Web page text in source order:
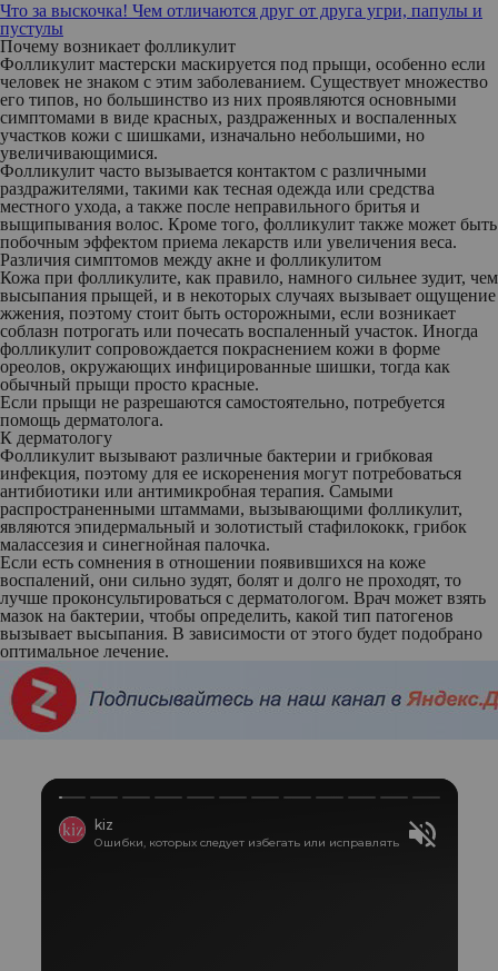
Что за выскочка! Чем отличаются друг от друга угри, папулы и
пустулы
Почему возникает фолликулит
Фолликулит мастерски маскируется под прыщи, особенно если
человек не знаком с этим заболеванием. Существует множество
его типов, но большинство из них проявляются основными
симптомами в виде красных, раздраженных и воспаленных
участков кожи с шишками, изначально небольшими, но
увеличивающимися.
Фолликулит часто вызывается контактом с различными
раздражителями, такими как тесная одежда или средства
местного ухода, а также после неправильного бритья и
выщипывания волос. Кроме того, фолликулит также может быть
побочным эффектом приема лекарств или увеличения веса.
Различия симптомов между акне и фолликулитом
Кожа при фолликулите, как правило, намного сильнее зудит, чем
высыпания прыщей, и в некоторых случаях вызывает ощущение
жжения, поэтому стоит быть осторожными, если возникает
соблазн потрогать или почесать воспаленный участок. Иногда
фолликулит сопровождается покраснением кожи в форме
ореолов, окружающих инфицированные шишки, тогда как
обычный прыщи просто красные.
Если прыщи не разрешаются самостоятельно, потребуется
помощь дерматолога.
К дерматологу
Фолликулит вызывают различные бактерии и грибковая
инфекция, поэтому для ее искоренения могут потребоваться
антибиотики или антимикробная терапия. Самыми
распространенными штаммами, вызывающими фолликулит,
являются эпидермальный и золотистый стафилококк, грибок
малассезия и синегнойная палочка.
Если есть сомнения в отношении появившихся на коже
воспалений, они сильно зудят, болят и долго не проходят, то
лучше проконсультироваться с дерматологом. Врач может взять
мазок на бактерии, чтобы определить, какой тип патогенов
вызывает высыпания. В зависимости от этого будет подобрано
оптимальное лечение.